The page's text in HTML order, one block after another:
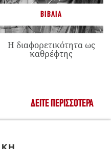
ΒΙΒΛΊΑ
Η διαφορετικότητα ως
καθρέφτης
ΔΕΊΤΕ ΠΕΡΙΣΣΌΤΕΡΑ